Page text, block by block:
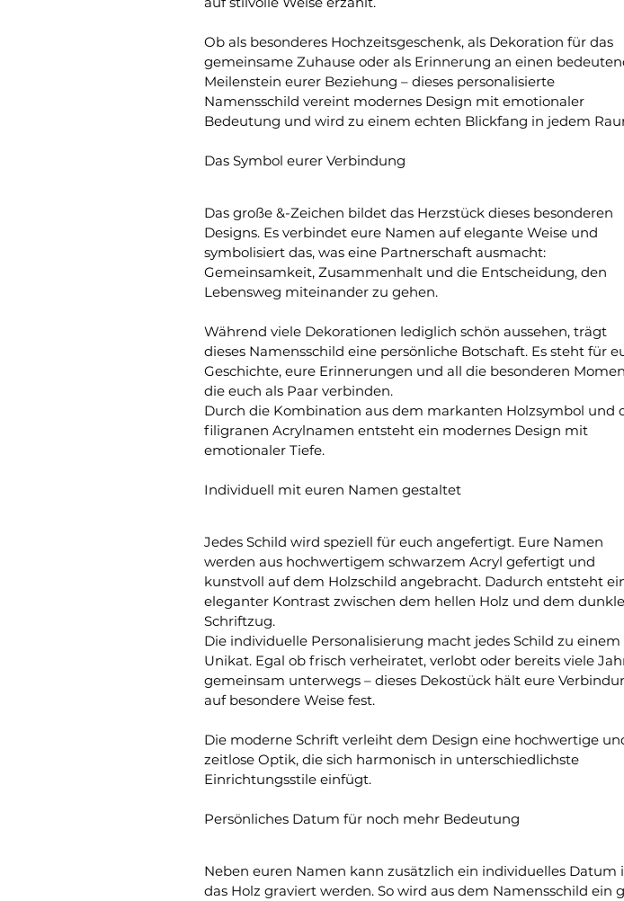
Ob als besonderes Hochzeitsgeschenk, als Dekoration für das
gemeinsame Zuhause oder als Erinnerung an einen
Meilenstein eurer Beziehung – dieses personalisierte
Namensschild vereint modernes Design mit emotionaler
Bedeutung und wird zu einem echten Blickfang in jedem
Das Symbol eurer Verbindung
Das große &-Zeichen bildet das Herzstück dieses besonderen
Designs. Es verbindet eure Namen auf elegante Weise und
symbolisiert das, was eine Partnerschaft ausmacht:
Gemeinsamkeit, Zusammenhalt und die Entscheidung, den
Lebensweg miteinander zu gehen.
Während viele Dekorationen lediglich schön aussehen, trägt
dieses Namensschild eine persönliche Botschaft. Es steht für
Geschichte, eure Erinnerungen und all die besonderen
die euch als Paar verbinden.
Durch die Kombination aus dem markanten Holzsymbol und
filigranen Acrylnamen entsteht ein modernes Design mit
emotionaler Tiefe.
Individuell mit euren Namen gestaltet
Jedes Schild wird speziell für euch angefertigt. Eure Namen
werden aus hochwertigem schwarzem Acryl gefertigt und
kunstvoll auf dem Holzschild angebracht. Dadurch entsteht
eleganter Kontrast zwischen dem hellen Holz und dem
Schriftzug.
Die individuelle Personalisierung macht jedes Schild zu einem
Unikat. Egal ob frisch verheiratet, verlobt oder bereits viele
gemeinsam unterwegs – dieses Dekostück hält eure
auf besondere Weise fest.
Die moderne Schrift verleiht dem Design eine hochwertige
zeitlose Optik, die sich harmonisch in unterschiedlichste
Einrichtungsstile einfügt.
Persönliches Datum für noch mehr Bedeutung
Neben euren Namen kann zusätzlich ein individuelles Datum
das Holz graviert werden. So wird aus dem Namensschild ein